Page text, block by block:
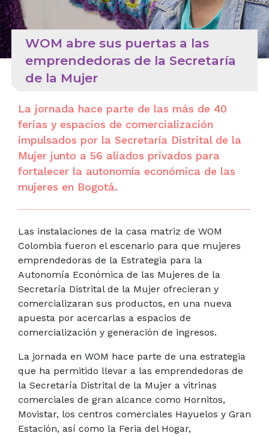
WOM abre sus puertas a las
emprendedoras de la Secretaría
de la Mujer
La jornada hace parte de las más de 40
ferias y espacios de comercialización
impulsados por la Secretaría Distrital de la
Mujer junto a 56 aliados privados para
fortalecer la autonomía económica de las
mujeres en Bogotá.
Las instalaciones de la casa matriz de WOM
Colombia fueron el escenario para que mujeres
emprendedoras de la Estrategia para la
Autonomía Económica de las Mujeres de la
Secretaría Distrital de la Mujer ofrecieran y
comercializaran sus productos, en una nueva
apuesta por acercarlas a espacios de
comercialización y generación de ingresos.
La jornada en WOM hace parte de una estrategia
que ha permitido llevar a las emprendedoras de
la Secretaría Distrital de la Mujer a vitrinas
comerciales de gran alcance como Hornitos,
Movistar, los centros comerciales Hayuelos y Gran
Estación, así como la Feria del Hogar,